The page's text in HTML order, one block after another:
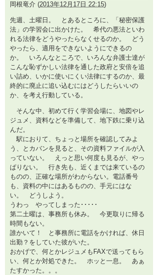
岡根竜介 (2013年12月17日 22:15)
先週、土曜日。 とあるところに、「秘密保護
法」の学習会に出かけた。 希代の悪法といわ
れる法律をどうやったらなくせるのか。 どう
やったら、適用をできないようにできるの
か。 いろんなところで、いろんな弁護士達が
こんな恥ずかしい法律を通した政府と安倍を追
い詰め、いかに使いにくい法律にするのか、最
終的に廃止に追い込むにはどうしたらいいの
か、を考え行動している。
そんな中、初めて行く学習会場に、地図やレ
ジュメ、資料などを準備して、地下鉄に乗り込
んだ。
駅におりて、ちょっと場所を確認してみよ
う、とカバンを見ると、その資料ファイルが入
っていない。 えっと思い何度も見るが、やっ
ぱりない。 行き先も、近くまでは来ているの
ものの、正確な場所がわからない。電話番号
も、資料の中にはあるものの、手元にはな
い。 どうしよう。
うわっ やってしまった･････
第二土曜は、事務所も休み。 今更取りに帰る
時間もない。
誰かいて！ と事務所に電話をかければ、休日
出勤？をしていた彼がいた。
おかげで、何とかレジュメもFAXで送ってもら
い、何とか対処できた。 ホッと一息。 あぁ
たすかった。。。